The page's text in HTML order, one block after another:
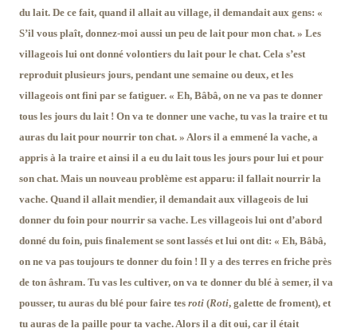
du lait. De ce fait, quand il allait au village, il demandait aux gens: «
S’il vous plaît, donnez-moi aussi un peu de lait pour mon chat. » Les
villageois lui ont donné volontiers du lait pour le chat. Cela s’est
reproduit plusieurs jours, pendant une semaine ou deux, et les
villageois ont fini par se fatiguer. « Eh, Bâbâ, on ne va pas te donner
tous les jours du lait ! On va te donner une vache, tu vas la traire et tu
auras du lait pour nourrir ton chat. » Alors il a emmené la vache, a
appris à la traire et ainsi il a eu du lait tous les jours pour lui et pour
son chat. Mais un nouveau problème est apparu: il fallait nourrir la
vache. Quand il allait mendier, il demandait aux villageois de lui
donner du foin pour nourrir sa vache. Les villageois lui ont d’abord
donné du foin, puis finalement se sont lassés et lui ont dit: « Eh, Bâbâ,
on ne va pas toujours te donner du foin ! Il y a des terres en friche près
de ton âshram. Tu vas les cultiver, on va te donner du blé à semer, il va
pousser, tu auras du blé pour faire tes roti (Roti, galette de froment), et
tu auras de la paille pour ta vache. Alors il a dit oui, car il était